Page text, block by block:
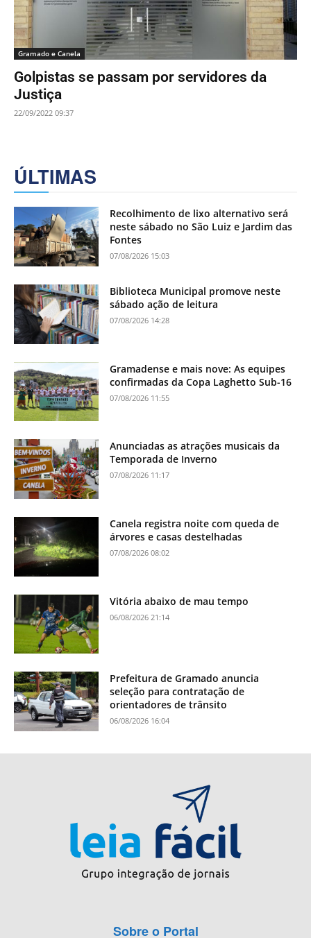
Gramado e Canela
Golpistas se passam por servidores da
Justiça
22/09/2022 09:37
ÚLTIMAS
Recolhimento de lixo alternativo será
neste sábado no São Luiz e Jardim das
Fontes
07/08/2026 15:03
Biblioteca Municipal promove neste
sábado ação de leitura
07/08/2026 14:28
Gramadense e mais nove: As equipes
confirmadas da Copa Laghetto Sub-16
07/08/2026 11:55
Anunciadas as atrações musicais da
Temporada de Inverno
07/08/2026 11:17
Canela registra noite com queda de
árvores e casas destelhadas
07/08/2026 08:02
Vitória abaixo de mau tempo
06/08/2026 21:14
Prefeitura de Gramado anuncia
seleção para contratação de
orientadores de trânsito
06/08/2026 16:04
Sobre o Portal